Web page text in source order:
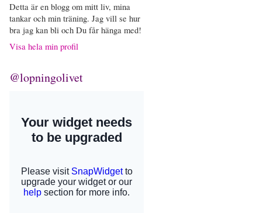
Detta är en blogg om mitt liv, mina
tankar och min träning. Jag vill se hur
bra jag kan bli och Du får hänga med!
Visa hela min profil
@lopningolivet